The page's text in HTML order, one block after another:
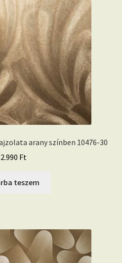
arany színben 10476-30
Ft
teszem